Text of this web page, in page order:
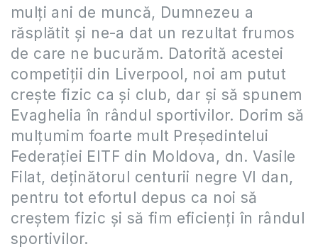
mulți ani de muncă, Dumnezeu a
răsplătit și ne-a dat un rezultat frumos
de care ne bucurăm. Datorită acestei
competiții din Liverpool, noi am putut
crește fizic ca și club, dar și să spunem
Evaghelia în rândul sportivilor. Dorim să
mulțumim foarte mult Președintelui
Federației EITF din Moldova, dn. Vasile
Filat, deținătorul centurii negre VI dan,
pentru tot efortul depus ca noi să
creștem fizic și să fim eficienți în rândul
sportivilor.